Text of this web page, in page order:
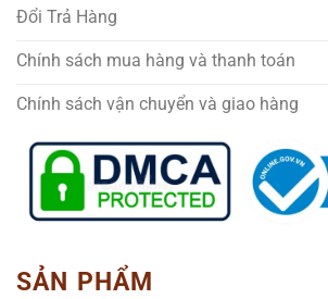
Đổi Trả Hàng
Chính sách mua hàng và thanh toán
Chính sách vận chuyển và giao hàng
SẢN PHẨM